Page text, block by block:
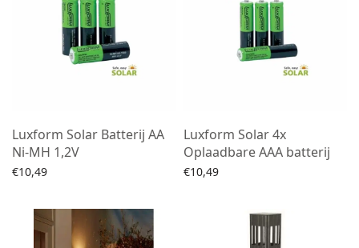
Luxform Solar Batterij AA
Ni-MH 1,2V
€10,49
Luxform Solar 4x
Oplaadbare AAA batterij
€10,49